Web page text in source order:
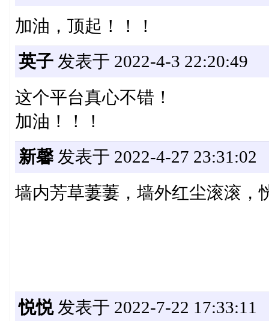
加油，顶起！！！
英子发表于 2022-4-3 22:20:49
这个平台真心不错！
加油！！！
新馨发表于 2022-4-27 23:31:02
墙内芳草萋萋，墙外红尘滚滚，
悦悦发表于 2022-7-22 17:33:11